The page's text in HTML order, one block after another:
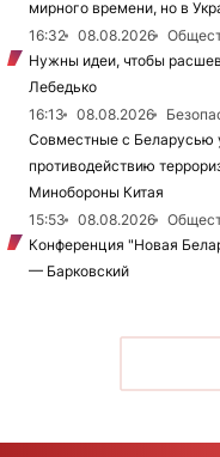
мирного времени, но в
16:32
08.08.2026
Нужны идеи, чтобы
Лебедько
16:13
08.08.2026
Совместные с Беларусью
противодействию
Минобороны Китая
15:53
08.08.2026
Конференция "Новая
— Барковский